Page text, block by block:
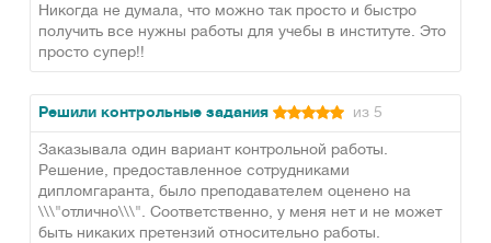
Никогда не думала, что можно так просто и быстро
получить все нужны работы для учебы в институте. Это
просто супер!!
Решили контрольные задания из 5
Заказывала один вариант контрольной работы.
Решение, предоставленное сотрудниками
дипломгаранта, было преподавателем оценено на
\\\"отлично\\\". Соответственно, у меня нет и не может
быть никаких претензий относительно работы.